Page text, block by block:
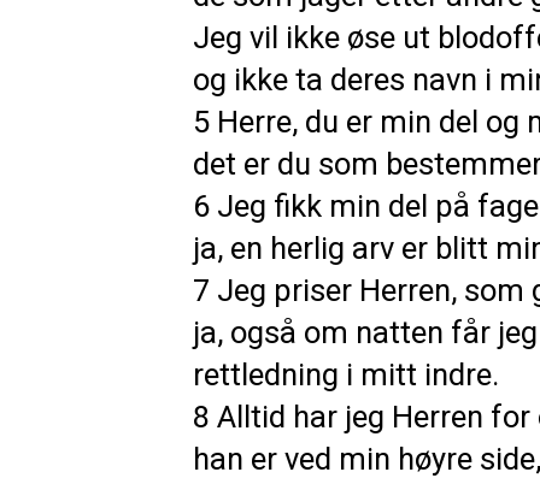
Jeg vil ikke øse ut
og ikke ta deres navn i
5 Herre, du er min del og
det er du som
6 Jeg fikk min del på
ja, en herlig arv er blitt
7 Jeg priser Herren, som
ja, også om natten får jeg
rettledning i mitt indre.
8 Alltid har jeg Herren for
han er ved min høyre side,